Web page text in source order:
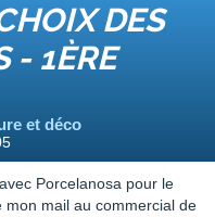
DES
- 1ÈRE
et déco
Porcelanosa pour le
mail au commercial de